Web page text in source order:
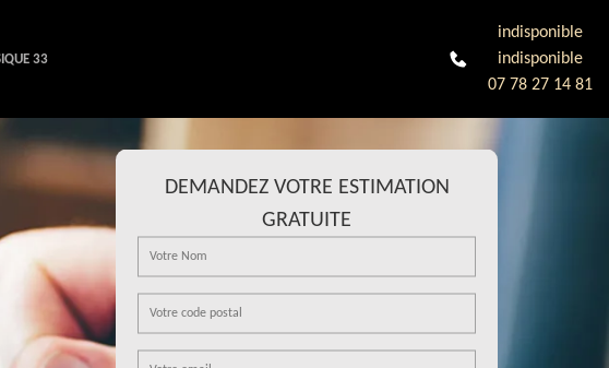
33
indisponible
indisponible
07 78 27 14 81
DEMANDEZ VOTRE ESTIMATION
GRATUITE